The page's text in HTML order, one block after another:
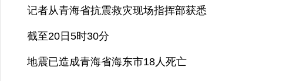
记者从青海省抗震救灾现场指挥部获悉
截至20日5时30分
地震已造成青海省海东市18人死亡